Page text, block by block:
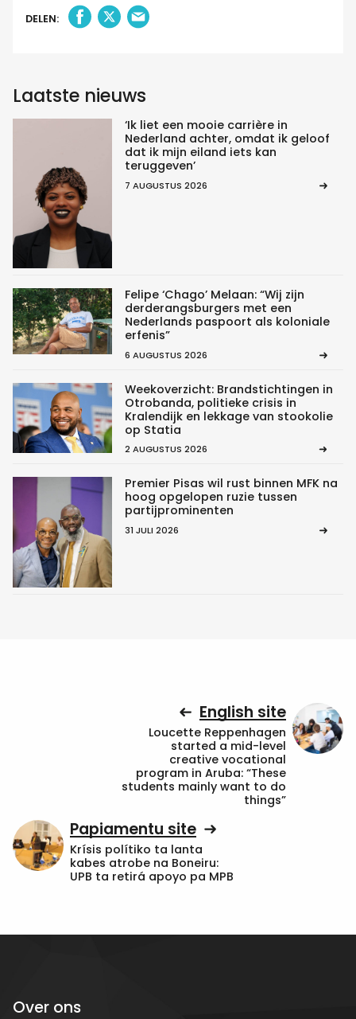
DELEN:
Laatste nieuws
‘Ik liet een mooie carrière in
Nederland achter, omdat ik geloof
dat ik mijn eiland iets kan
teruggeven’
7 AUGUSTUS 2026
Felipe ‘Chago’ Melaan: “Wij zijn
derderangsburgers met een
Nederlands paspoort als koloniale
erfenis”
6 AUGUSTUS 2026
Weekoverzicht: Brandstichtingen in
Otrobanda, politieke crisis in
Kralendijk en lekkage van stookolie
op Statia
2 AUGUSTUS 2026
Premier Pisas wil rust binnen MFK na
hoog opgelopen ruzie tussen
partijprominenten
31 JULI 2026
English site
Loucette Reppenhagen
started a mid-level
creative vocational
program in Aruba: “These
students mainly want to do
things”
Papiamentu site
Krísis polítiko ta lanta
kabes atrobe na Boneiru:
UPB ta retirá apoyo pa MPB
Over ons